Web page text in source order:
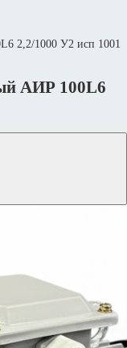
2,2/1000 У2 исп 1001
АИР 100L6